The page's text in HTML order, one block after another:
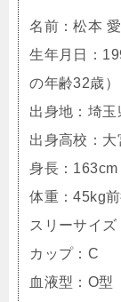
名前：松本
生年月日：
の年齢32歳）
出身地：埼玉
出身高校：
身長：163cm
体重：45kg
スリーサイ
カップ：C
血液型：O型